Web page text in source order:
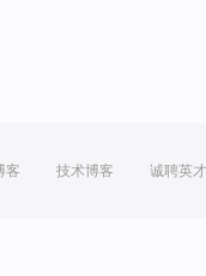
客 技术博客 诚聘英才